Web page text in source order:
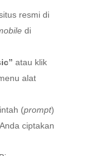
resmi di
di
atau klik
alat
(prompt)
ciptakan